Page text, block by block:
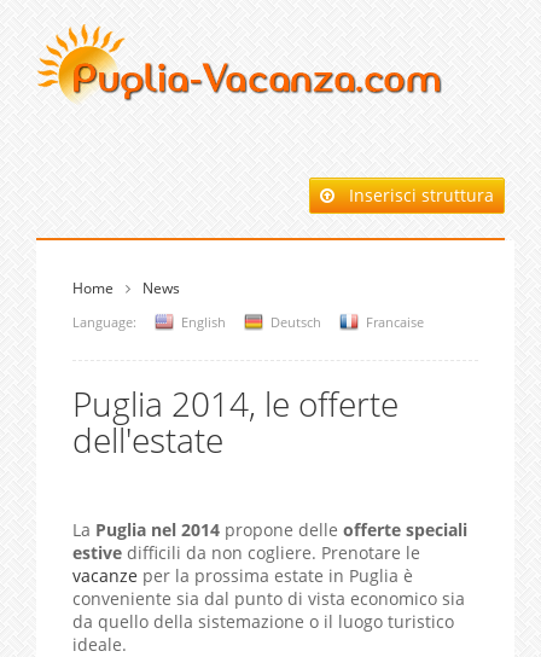
Inserisci struttura
Home News
Language: English Deutsch Francaise
Puglia 2014, le offerte
dell'estate
La Puglia nel 2014 propone delle offerte speciali
estive difficili da non cogliere. Prenotare le
vacanze per la prossima estate in Puglia è
conveniente sia dal punto di vista economico sia
da quello della sistemazione o il luogo turistico
ideale.